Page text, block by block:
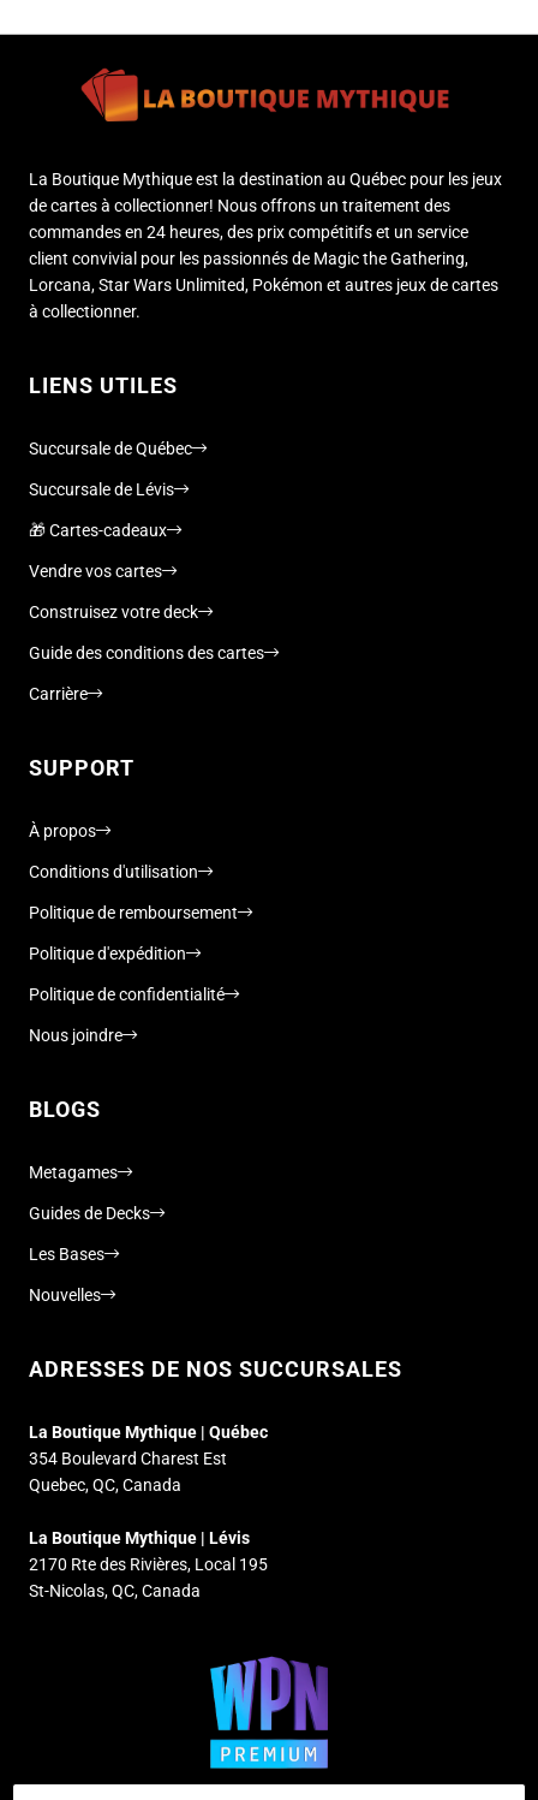
La Boutique Mythique est la destination au Québec pour les jeux
de cartes à collectionner! Nous offrons un traitement des
commandes en 24 heures, des prix compétitifs et un service
client convivial pour les passionnés de Magic the Gathering,
Lorcana, Star Wars Unlimited, Pokémon et autres jeux de cartes
à collectionner.
LIENS UTILES
Succursale de Québec
Succursale de Lévis
🎁 Cartes-cadeaux
Vendre vos cartes
Construisez votre deck
Guide des conditions des cartes
Carrière
SUPPORT
À propos
Conditions d'utilisation
Politique de remboursement
Politique d'expédition
Politique de confidentialité
Nous joindre
BLOGS
Metagames
Guides de Decks
Les Bases
Nouvelles
ADRESSES DE NOS SUCCURSALES
La Boutique Mythique | Québec
354 Boulevard Charest Est
Quebec, QC, Canada
La Boutique Mythique | Lévis
2170 Rte des Rivières, Local 195
St-Nicolas, QC, Canada